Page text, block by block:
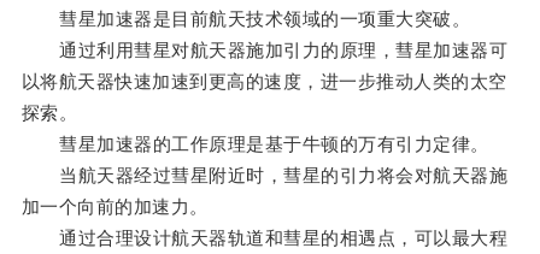
彗星加速器是目前航天技术领域的一项重大突破。
通过利用彗星对航天器施加引力的原理，彗星加速器可
以将航天器快速加速到更高的速度，进一步推动人类的太空
探索。
彗星加速器的工作原理是基于牛顿的万有引力定律。
当航天器经过彗星附近时，彗星的引力将会对航天器施
加一个向前的加速力。
通过合理设计航天器轨道和彗星的相遇点，可以最大程